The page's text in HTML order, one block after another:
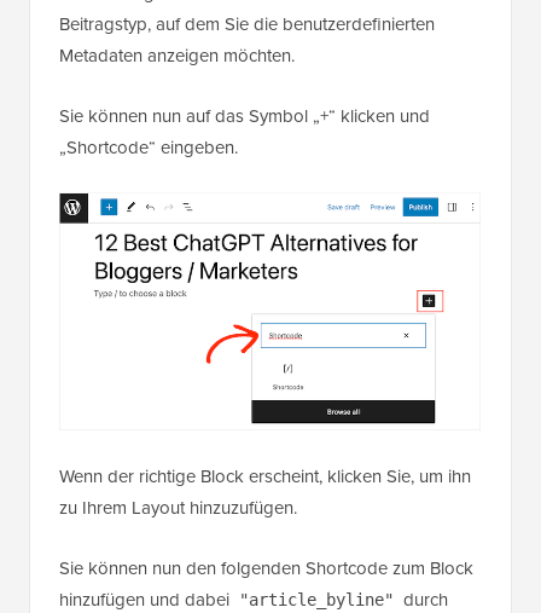
Beitragstyp, auf dem Sie die benutzerdefinierten
Metadaten anzeigen möchten.
Sie können nun auf das Symbol „+“ klicken und
„Shortcode“ eingeben.
Wenn der richtige Block erscheint, klicken Sie, um ihn
zu Ihrem Layout hinzuzufügen.
Sie können nun den folgenden Shortcode zum Block
hinzufügen und dabei
"article_byline"
durch